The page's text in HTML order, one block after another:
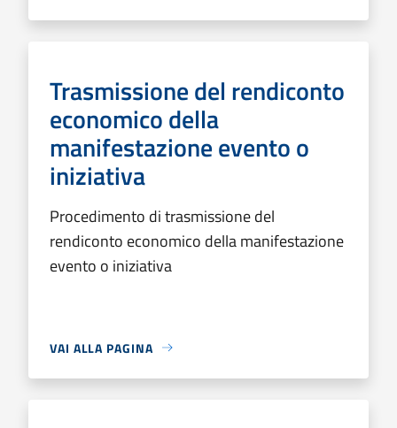
Trasmissione del rendiconto
economico della
manifestazione evento o
iniziativa
Procedimento di trasmissione del
rendiconto economico della manifestazione
evento o iniziativa
VAI ALLA PAGINA